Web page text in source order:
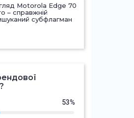
Motorola Edge 70
– справжній
субфлагман
53%